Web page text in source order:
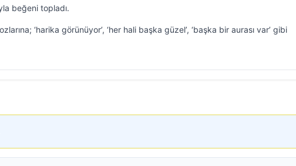
beğeni topladı.
‘harika görünüyor’, ‘her hali başka güzel’, ‘başka bir aurası var’ gibi